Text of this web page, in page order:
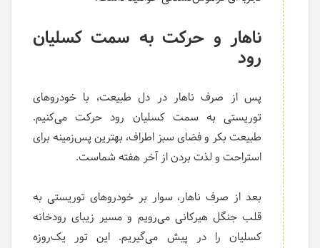
ناهار و حرکت به سمت کسلیان
رود
پس از صرف ناهار در دل طبیعت، با خودروهای
توریستی به سمت کسلیان رود حرکت می‌کنیم.
طبیعت بکر و فضای سبز اطراف، بهترین پس‌زمینه برای
استراحت و لذت بردن از آخر هفته شماست.
بعد از صرف ناهار، سوار بر خودروهای توریستی به
قلب جنگل هیرکانی می‌رویم و مسیر زیبای رودخانه
کسلیان را در پیش می‌گیریم. این تور یک‌روزه